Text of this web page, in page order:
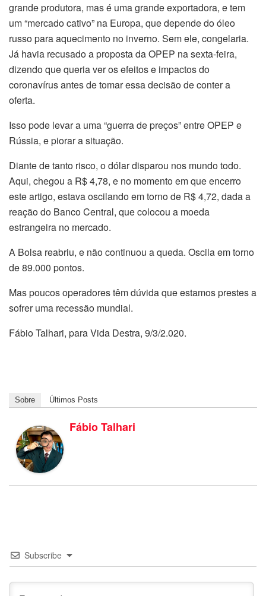
grande produtora, mas é uma grande exportadora, e tem
um “mercado cativo” na Europa, que depende do óleo
russo para aquecimento no inverno. Sem ele, congelaria.
Já havia recusado a proposta da OPEP na sexta-feira,
dizendo que queria ver os efeitos e impactos do
coronavírus antes de tomar essa decisão de conter a
oferta.
Isso pode levar a uma “guerra de preços” entre OPEP e
Rússia, e piorar a situação.
Diante de tanto risco, o dólar disparou nos mundo todo.
Aqui, chegou a R$ 4,78, e no momento em que encerro
este artigo, estava oscilando em torno de R$ 4,72, dada a
reação do Banco Central, que colocou a moeda
estrangeira no mercado.
A Bolsa reabriu, e não continuou a queda. Oscila em torno
de 89.000 pontos.
Mas poucos operadores têm dúvida que estamos prestes a
sofrer uma recessão mundial.
Fábio Talhari, para Vida Destra, 9/3/2.020.
Sobre Últimos Posts
Fábio Talhari
Subscribe